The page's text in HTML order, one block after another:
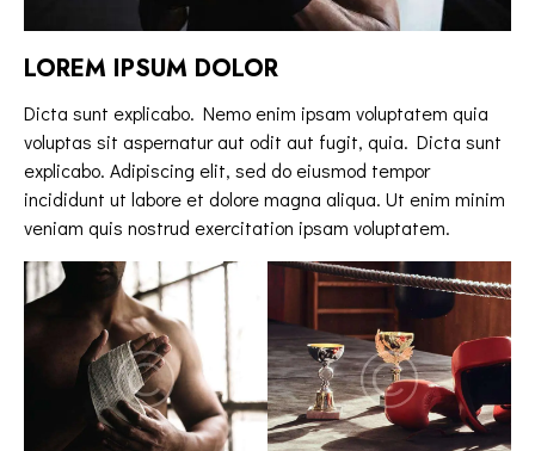
LOREM IPSUM DOLOR
Dicta sunt explicabo. Nemo enim ipsam voluptatem quia
voluptas sit aspernatur aut odit aut fugit, quia. Dicta sunt
explicabo. Adipiscing elit, sed do eiusmod tempor
incididunt ut labore et dolore magna aliqua. Ut enim minim
veniam quis nostrud exercitation ipsam voluptatem.